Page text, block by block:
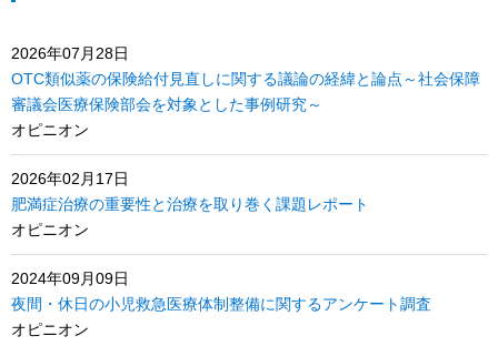
2026年07月28日
OTC類似薬の保険給付見直しに関する議論の経緯と論点～社会保障
審議会医療保険部会を対象とした事例研究～
オピニオン
2026年02月17日
肥満症治療の重要性と治療を取り巻く課題レポート
オピニオン
2024年09月09日
夜間・休日の小児救急医療体制整備に関するアンケート調査
オピニオン